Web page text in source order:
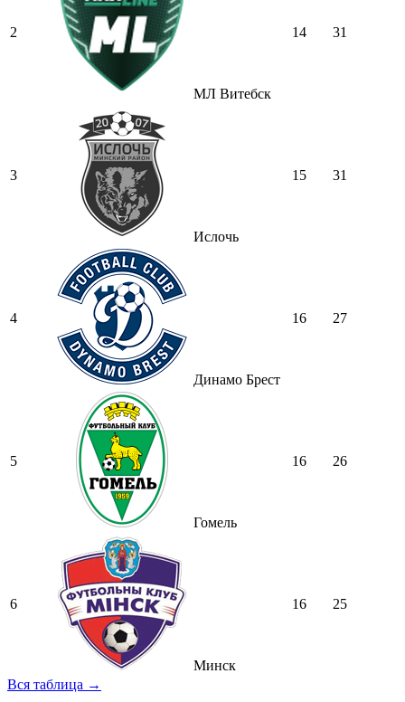
2
МЛ Витебск
14 31
3
Ислочь
15 31
4
Динамо Брест
16 27
5
Гомель
16 26
6
Минск
16 25
Вся таблица →